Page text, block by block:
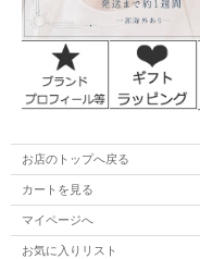
お店のトップへ戻る
カートを見る
マイページへ
お気に入りリスト